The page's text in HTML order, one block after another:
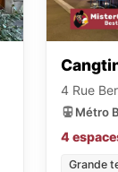
4 Rue
Métro
4
Grande